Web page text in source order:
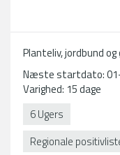
Planteliv, jordbund og
6 Ugers
Regionale
Næste startdato:
Varighed: 15 dage